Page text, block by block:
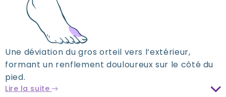
Une déviation du gros orteil vers l’extérieur,
formant un renflement douloureux sur le côté du
pied.
Lire la suite